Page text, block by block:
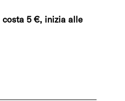
costa 5 €, inizia alle